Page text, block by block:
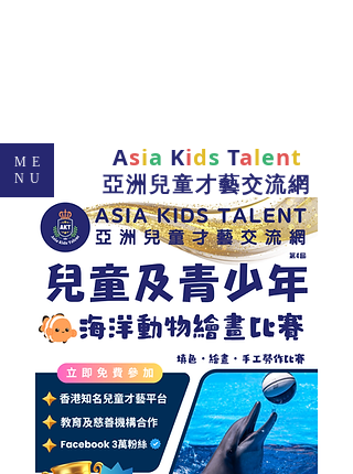
ME
NU
Asia Kids Talent
亞洲兒童才藝交流網